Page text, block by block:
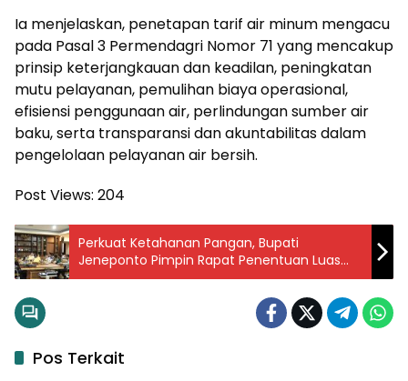
Ia menjelaskan, penetapan tarif air minum mengacu
pada Pasal 3 Permendagri Nomor 71 yang mencakup
prinsip keterjangkauan dan keadilan, peningkatan
mutu pelayanan, pemulihan biaya operasional,
efisiensi penggunaan air, perlindungan sumber air
baku, serta transparansi dan akuntabilitas dalam
pengelolaan pelayanan air bersih.
Post Views: 204
Perkuat Ketahanan Pangan, Bupati
Jeneponto Pimpin Rapat Penentuan Luas
Tanam dan MT II Tahun 2026
Pos Terkait